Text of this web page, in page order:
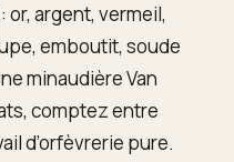
or, argent, vermeil,
emboutit, soude
minaudière Van
comptez entre
d’orfèvrerie pure.